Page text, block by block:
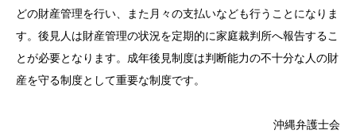
どの財産管理を行い、また月々の支払いなども行うことになりま
す。後見人は財産管理の状況を定期的に家庭裁判所へ報告するこ
とが必要となります。成年後見制度は判断能力の不十分な人の財
産を守る制度として重要な制度です。
沖縄弁護士会